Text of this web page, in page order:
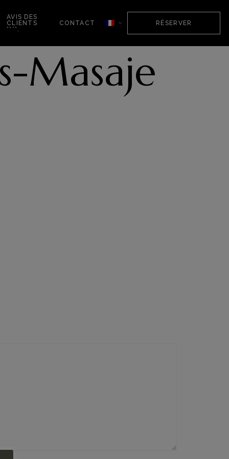
AVIS DES
CLIENTS
****.
CONTACT RÉSERVER
Masaje